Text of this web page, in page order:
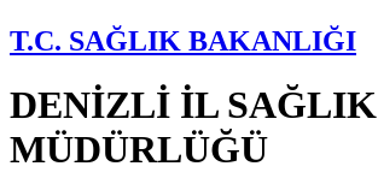
T.C. SAĞLIK BAKANLIĞI
DENİZLİ İL SAĞLIK
MÜDÜRLÜĞÜ